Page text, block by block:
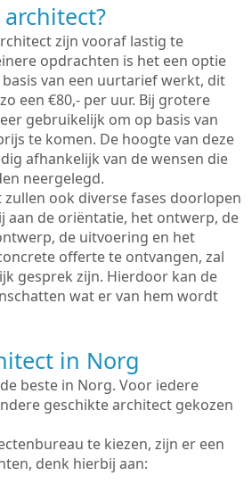
zijn vooraf lastig te
opdrachten is het een optie
van een uurtarief werkt, dit
een €80,- per uur. Bij grotere
gebruikelijk om op basis van
te komen. De hoogte van deze
afhankelijk van de wensen die
neergelegd.
ook diverse fases doorlopen
aan de oriëntatie, het ontwerp, de
de uitvoering en het
offerte te ontvangen, zal
gesprek zijn. Hierdoor kan de
wat er van hem wordt
in Norg
beste in Norg. Voor iedere
geschikte architect gekozen
te kiezen, zijn er een
denk hierbij aan: